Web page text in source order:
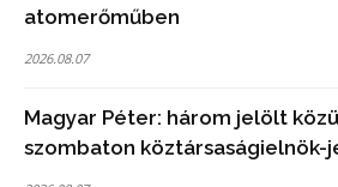
atomerőműben
2026.08.07
Magyar Péter: három jelölt
szombaton köztársaságielnök-